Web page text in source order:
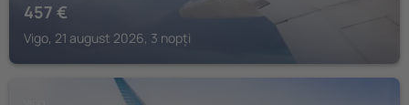
457 €
Vigo, 21 august 2026, 3 nopți